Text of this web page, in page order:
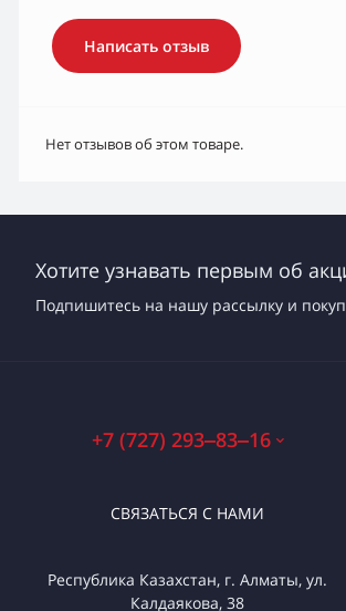
Написать отзыв
Нет отзывов об этом товаре.
Хотите узнавать первым об
Подпишитесь на нашу рассылку и
+7 (727) 293‒83‒16
СВЯЗАТЬСЯ С НАМИ
Республика Казахстан, г. Алматы, ул.
Калдаякова, 38